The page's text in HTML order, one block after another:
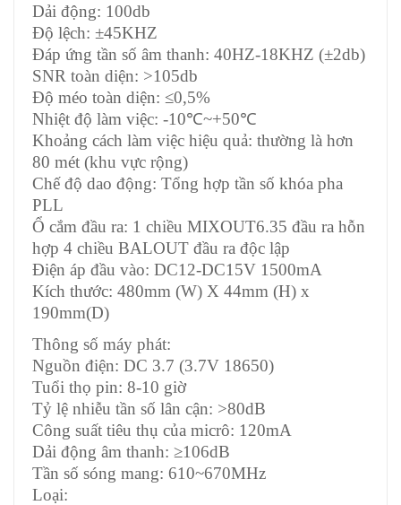
Dải động: 100db
Độ lệch: ±45KHZ
Đáp ứng tần số âm thanh: 40HZ-18KHZ (±2db)
SNR toàn diện: >105db
Độ méo toàn diện: ≤0,5%
Nhiệt độ làm việc: -10℃~+50℃
Khoảng cách làm việc hiệu quả: thường là hơn
80 mét (khu vực rộng)
Chế độ dao động: Tổng hợp tần số khóa pha
PLL
Ổ cắm đầu ra: 1 chiều MIXOUT6.35 đầu ra hỗn
hợp 4 chiều BALOUT đầu ra độc lập
Điện áp đầu vào: DC12-DC15V 1500mA
Kích thước: 480mm (W) X 44mm (H) x
190mm(D)
Thông số máy phát:
Nguồn điện: DC 3.7 (3.7V 18650)
Tuổi thọ pin: 8-10 giờ
Tỷ lệ nhiễu tần số lân cận: >80dB
Công suất tiêu thụ của micrô: 120mA
Dải động âm thanh: ≥106dB
Tần số sóng mang: 610~670MHz
Loại: